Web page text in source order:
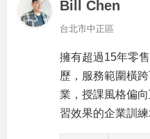
Bill Chen
台北市中正區
擁有超過15年零
歷，服務範圍橫
業，授課風格偏
習效果的企業訓練